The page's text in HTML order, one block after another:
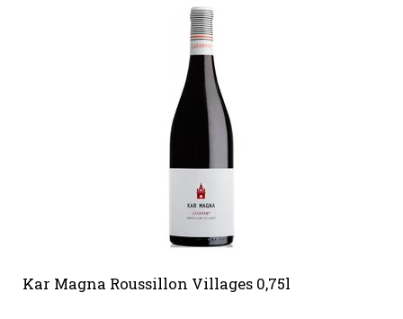
Kar Magna Roussillon Villages 0,75l